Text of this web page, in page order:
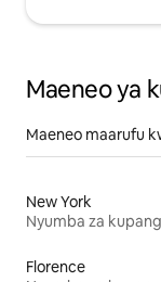
Maeneo ya
Maeneo maarufu
New York
Florence